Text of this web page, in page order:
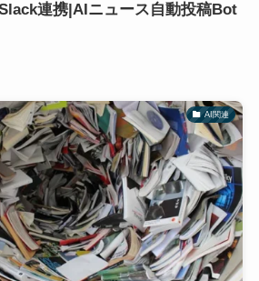
連携|AIニュース自動投稿Bot
AI関連